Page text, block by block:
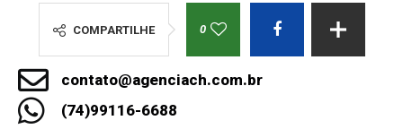
COMPARTILHE 0
contato@agenciach.com.br
(74)99116-6688